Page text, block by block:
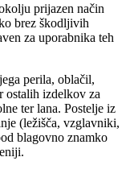
prijazen način
brez škodljivih
za uporabnika teh
perila, oblačil,
ostalih izdelkov za
ter lana. Postelje iz
(ležišča, vzglavniki,
blagovno znamko